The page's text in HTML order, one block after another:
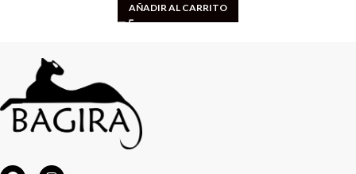
AÑADIR AL CARRITO